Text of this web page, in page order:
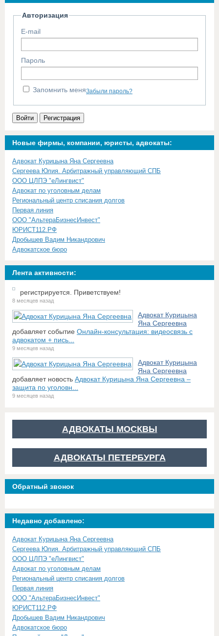
Авторизация
E-mail
Пароль
Запомнить меняЗабыли пароль?
Войти Регистрация
Новые фирмы, компании, юристы, адвокаты:
Адвокат Курицына Яна Сергеевна
Сергеева Юлия. Арбитражный управляющий СПБ
ООО ЦЛПЭ "еЛингвист"
Адвокат по уголовным делам
Региональный центр списания долгов
Первая линия
ООО "АльтераБизнесИнвест"
ЮРИСТ112.РФ
Дробышев Вадим Никандрович
Адвокатское бюро
Лента активности:
регистрируется. Приветствуем!
8 месяцев назад
Адвокат Курицына
Яна Сергеевна
добавляет событие Онлайн-консультация: видеосвязь с
адвокатом + пись...
9 месяцев назад
Адвокат Курицына
Яна Сергеевна
добавляет новость Адвокат Курицына Яна Сергеевна –
защита по уголовн...
9 месяцев назад
АДВОКАТЫ МОСКВЫ
АДВОКАТЫ ПЕТЕРБУРГА
Обратный звонок
Недавно добавлено:
Адвокат Курицына Яна Сергеевна
Сергеева Юлия. Арбитражный управляющий СПБ
ООО ЦЛПЭ "еЛингвист"
Адвокат по уголовным делам
Региональный центр списания долгов
Первая линия
ООО "АльтераБизнесИнвест"
ЮРИСТ112.РФ
Дробышев Вадим Никандрович
Адвокатское бюро